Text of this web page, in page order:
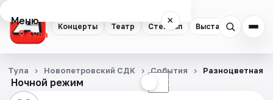
Концерты Театр Стендап Выставки
Меню ×
Тула
Концерты
Театр
Ночной режим ☾
Тула Новопетровский СДК События Разноцветная